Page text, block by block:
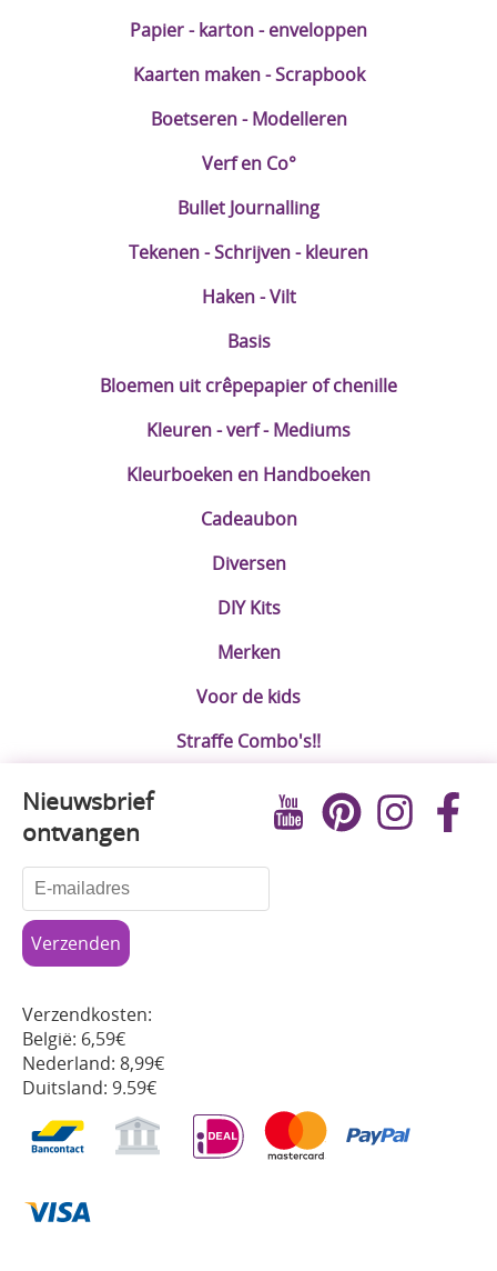
Papier - karton - enveloppen
Kaarten maken - Scrapbook
Boetseren - Modelleren
Verf en Co°
Bullet Journalling
Tekenen - Schrijven - kleuren
Haken - Vilt
Basis
Bloemen uit crêpepapier of chenille
Kleuren - verf - Mediums
Kleurboeken en Handboeken
Cadeaubon
Diversen
DIY Kits
Merken
Voor de kids
Straffe Combo's!!
Nieuwsbrief
ontvangen
Verzendkosten:
België: 6,59€
Nederland: 8,99€
Duitsland: 9.59€